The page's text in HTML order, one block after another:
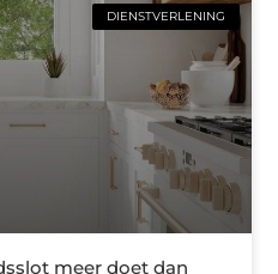
DIENSTVERLENING
meer doet dan